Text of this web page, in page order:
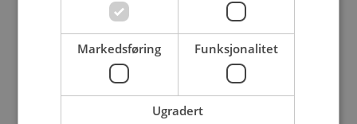
browser console for more information).
Markedsføring Funksjonalitet
Ugradert